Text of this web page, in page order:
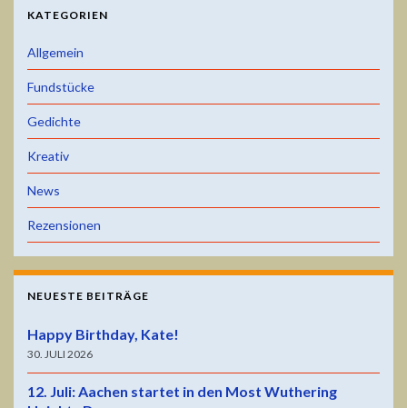
KATEGORIEN
Allgemein
Fundstücke
Gedichte
Kreativ
News
Rezensionen
NEUESTE BEITRÄGE
Happy Birthday, Kate!
30. JULI 2026
12. Juli: Aachen startet in den Most Wuthering